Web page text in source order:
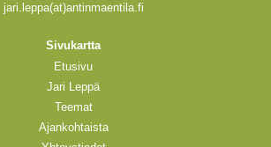
jari.leppa(at)antinmaentila.fi
Sivukartta
Etusivu
Jari Leppä
Teemat
Ajankohtaista